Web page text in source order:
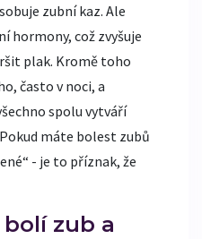
zubní kaz. Ale
hormony, což zvyšuje
plak. Kromě toho
často v noci, a
spolu vytváří
máte bolest zubů
- je to příznak, že
zub a